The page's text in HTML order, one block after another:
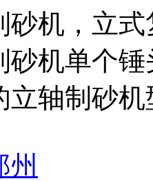
砂机，立
砂机单个
轴制砂
州